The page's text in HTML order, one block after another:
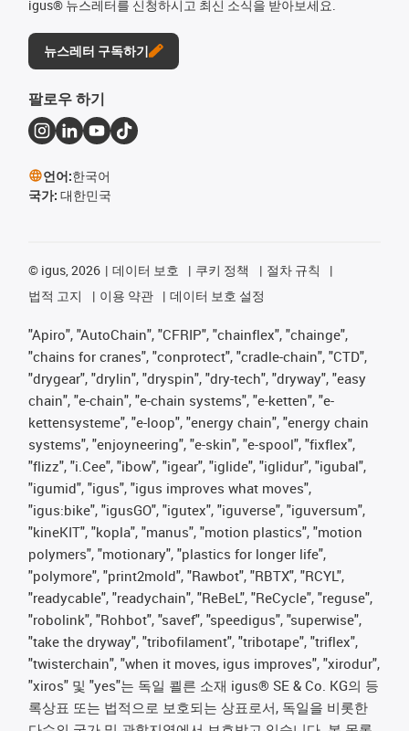
igus® 뉴스레터를 신청하시고 최신 소식을 받아보세요.
뉴스레터 구독하기
팔로우 하기
언어:한국어
국가: 대한민국
© igus, 2026 데이터 보호 쿠키 정책
절차 규칙
법적 고지
이용 약관 데이터 보호 설정
"Apiro", "AutoChain", "CFRIP", "chainflex", "chainge",
"chains for cranes", "conprotect", "cradle-chain", "CTD",
"drygear", "drylin", "dryspin", "dry-tech", "dryway", "easy
chain", "e-chain", "e-chain systems", "e-ketten", "e-
kettensysteme", "e-loop", "energy chain", "energy chain
systems", "enjoyneering", "e-skin", "e-spool", "fixflex",
"flizz", "i.Cee", "ibow", "igear", "iglide", "iglidur", "igubal",
"igumid", "igus", "igus improves what moves",
"igus:bike", "igusGO", "igutex", "iguverse", "iguversum",
"kineKIT", "kopla", "manus", "motion plastics", "motion
polymers", "motionary", "plastics for longer life",
"polymore", "print2mold", "Rawbot", "RBTX", "RCYL",
"readycable", "readychain", "ReBeL", "ReCycle", "reguse",
"robolink", "Rohbot", "savef", "speedigus", "superwise",
"take the dryway", "tribofilament", "tribotape", "triflex",
"twisterchain", "when it moves, igus improves", "xirodur",
"xiros" 및 "yes"는 독일 쾰른 소재 igus® SE & Co. KG의 등
록상표 또는 법적으로 보호되는 상표로서, 독일을 비롯한